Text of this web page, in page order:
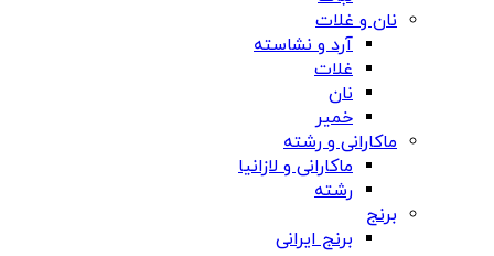
نان و غلات
آرد و نشاسته
غلات
نان
خمیر
ماکارانی و رشته
ماکارانی و لازانیا
رشته
برنج
برنج ایرانی